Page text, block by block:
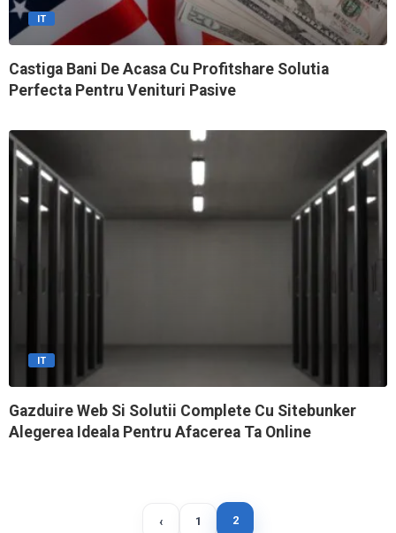
IT
Castiga Bani De Acasa Cu Profitshare Solutia
Perfecta Pentru Venituri Pasive
IT
Gazduire Web Si Solutii Complete Cu Sitebunker
Alegerea Ideala Pentru Afacerea Ta Online
‹ 1 2